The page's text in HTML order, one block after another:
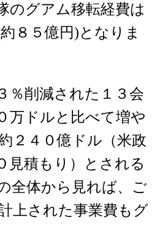
のグアム移転経費は
８５億円)となりま
％削減された１３会
万ドルと比べて増や
２４０億ドル（米政
見積もり）とされる
全体から見れば、ご
上された事業費もグ